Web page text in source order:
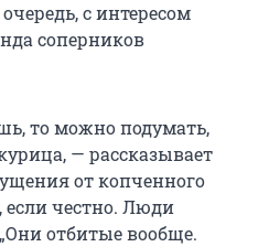
с интересом
соперников
то можно подумать,
— рассказывает
от копченного
если честно. Люди
отбитые вообще.